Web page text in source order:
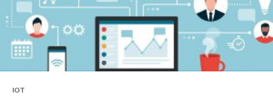
IOT